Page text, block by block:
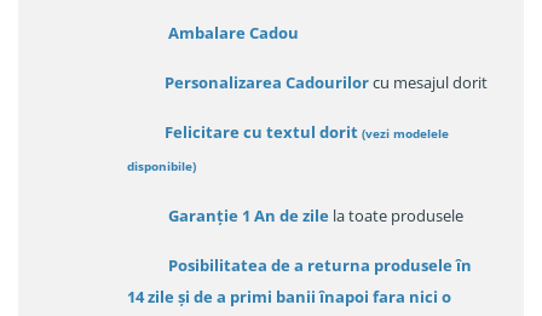
Ambalare Cadou
Personalizarea Cadourilorcu mesajul dorit
Felicitare cu textul dorit (vezi modelele
disponibile)
Garanție 1 An de zile la toate produsele
Posibilitatea de a returna produsele în
14 zileși de a primi banii înapoi fara nici o